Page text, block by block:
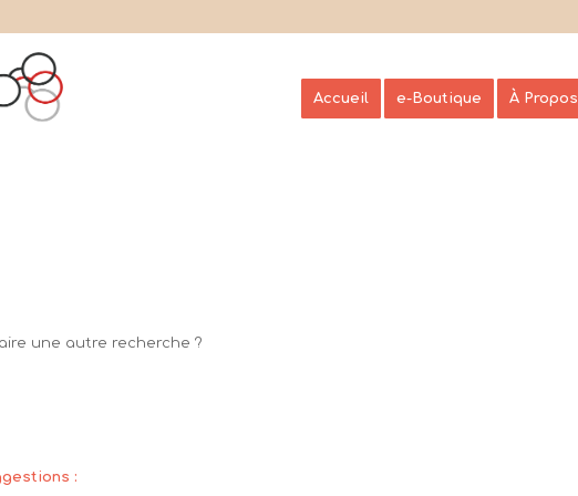
Accueil e-Boutique À Propos
une autre recherche ?
: